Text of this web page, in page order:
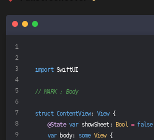
    }
}
import SwiftUI
// MARK : Body
struct ContentView: View {
@State var showSheet: Bool = false
var body: some View {